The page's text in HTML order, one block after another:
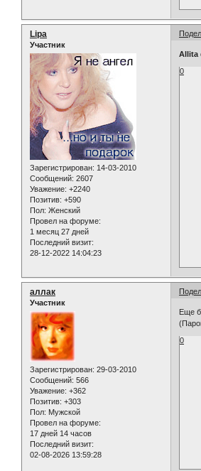
Lipa
Участник
Зарегистрирован: 14-03-2010
Сообщений: 2607
Уважение: +2240
Позитив: +590
Пол: Женский
Провел на форуме:
1 месяц 27 дней
Последний визит:
28-12-2022 14:04:23
Allita
0
аллак
Участник
Зарегистрирован: 29-03-2010
Сообщений: 566
Уважение: +362
Позитив: +303
Пол: Мужской
Провел на форуме:
17 дней 14 часов
Последний визит:
02-08-2026 13:59:28
Еще
0